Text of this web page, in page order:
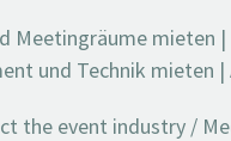
Meetingräume mieten |
und Technik mieten |
the event industry /